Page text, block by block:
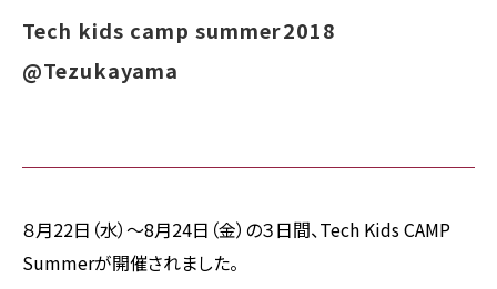
Tech kids camp summer2018
@Tezukayama
８月22日（水）〜8月24日（金）の３日間、Tech Kids CAMP
Summerが開催されました。